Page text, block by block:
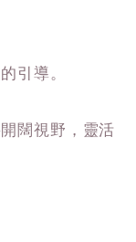
引導。
闊視野，靈活